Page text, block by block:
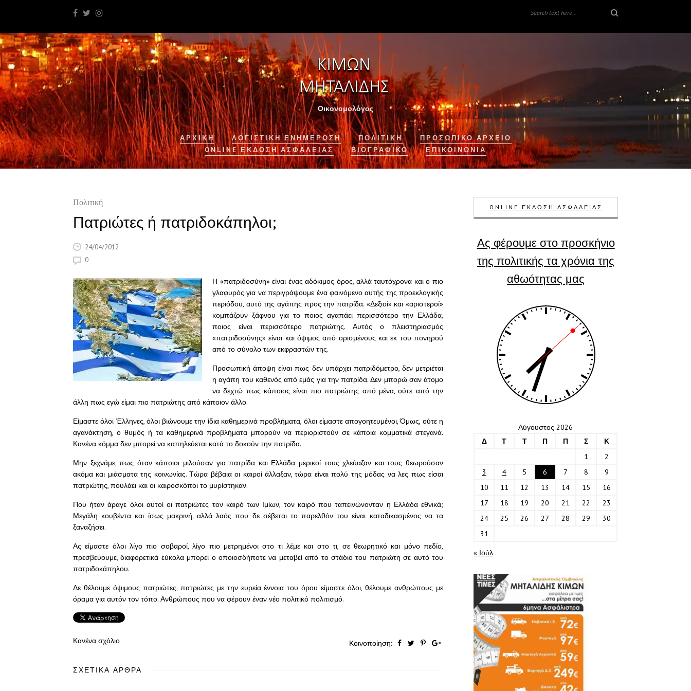
Οικονομολόγος
ΑΡΧΙΚΉ ΛΟΓΙΣΤΙΚΉ ΕΝΗΜΈΡΩΣΗ ΠΟΛΙΤΙΚΗ
ΠΡΟΣΩΠΙΚΟ ΑΡΧΕΙΟ
ONLINE ΈΚΔΟΣΗ ΑΣΦΆΛΕΙΑΣ
ΒΙΟΓΡΑΦΙΚΌ ΕΠΙΚΟΙΝΩΝΊΑ
Πολιτική
Πατριώτες ή πατριδοκάπηλοι;
24/04/2012
0
Η «πατριδοσύνη» είναι ένας αδόκιμος όρος, αλλά ταυτόχρονα και ο πιο
γλαφυρός για να περιγράψουμε ένα φαινόμενο αυτής της προεκλογικής
περιόδου, αυτό της αγάπης προς την πατρίδα. «Δεξιοί» και «αριστεροί»
κομπάζουν ξάφνου για το ποιος αγαπάει περισσότερο την Ελλάδα,
ποιος είναι περισσότερο πατριώτης. Αυτός ο πλειστηριασμός
«πατριδοσύνης» είναι και όψιμος από ορισμένους και εκ του πονηρού
από το σύνολο των εκφραστών της.
Προσωπική άποψη είναι πως δεν υπάρχει πατριδόμετρο, δεν μετριέται
η αγάπη του καθενός από εμάς για την πατρίδα. Δεν μπορώ σαν άτομο
να δεχτώ πως κάποιος είναι πιο πατριώτης από μένα, ούτε από την
άλλη πως εγώ είμαι πιο πατριώτης από κάποιον άλλο.
Είμαστε όλοι Έλληνες, όλοι βιώνουμε την ίδια καθημερινά προβλήματα, όλοι είμαστε απογοητευμένοι, Όμως, ούτε η
αγανάκτηση, ο θυμός ή τα καθημερινά προβλήματα μπορούν να περιοριστούν σε κάποια κομματικά στεγανά.
Κανένα κόμμα δεν μπορεί να καπηλεύεται κατά το δοκούν την πατρίδα.
Μην ξεχνάμε, πως όταν κάποιοι μιλούσαν για πατρίδα και Ελλάδα μερικοί τους χλεύαζαν και τους θεωρούσαν
ακόμα και μιάσματα της κοινωνίας. Τώρα βέβαια οι καιροί άλλαξαν, τώρα είναι πολύ της μόδας να λες πως είσαι
πατριώτης, πουλάει και οι καιροσκόποι το μυρίστηκαν.
Που ήταν άραγε όλοι αυτοί οι πατριώτες τον καιρό των Ιμίων, τον καιρό που ταπεινώνονταν η Ελλάδα εθνικά;
Μεγάλη κουβέντα και ίσως μακρινή, αλλά λαός που δε σέβεται το παρελθόν του είναι καταδικασμένος να τα
ξαναζήσει.
Ας είμαστε όλοι λίγο πιο σοβαροί, λίγο πιο μετρημένοι στο τι λέμε και στο τι, σε θεωρητικό και μόνο πεδίο,
πρεσβεύουμε, διαφορετικά εύκολα μπορεί ο οποιοσδήποτε να μεταβεί από το στάδιο του πατριώτη σε αυτό του
πατριδοκάπηλου.
Δε θέλουμε όψιμους πατριώτες, πατριώτες με την ευρεία έννοια του όρου είμαστε όλοι, θέλουμε ανθρώπους με
όραμα για αυτόν τον τόπο. Ανθρώπους που να φέρουν έναν νέο πολιτικό πολιτισμό.
Κανένα σχόλιο Κοινοποίηση:
ΣΧΕΤΙΚΆ ΆΡΘΡΑ
ONLINE ΕΚΔΟΣΗ ΑΣΦΑΛΕΙΑΣ
Ας φέρουμε στο προσκήνιο
της πολιτικής τα χρόνια της
αθωότητας μας
Αύγουστος 2026
Δ
Τ Τ Π Π Σ
Κ
1
2
3
4 5 6 7 8
9
10
11 12 13 14 15
16
17
18 19 20 21 22
23
24
25 26 27 28 29
30
31
« Ιούλ